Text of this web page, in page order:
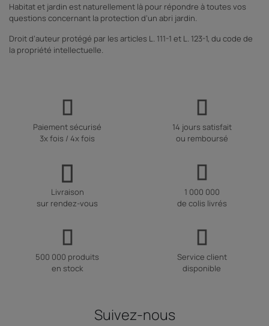
Habitat et jardin est naturellement là pour répondre à toutes vos
questions concernant la protection d’un abri jardin.
Droit d’auteur protégé par les articles L. 111-1 et L. 123-1, du code de
la propriété intellectuelle.
Paiement sécurisé
3x fois / 4x fois
14 jours satisfait
ou remboursé
Livraison
sur rendez-vous
1 000 000
de colis livrés
500 000 produits
en stock
Service client
disponible
Suivez-nous